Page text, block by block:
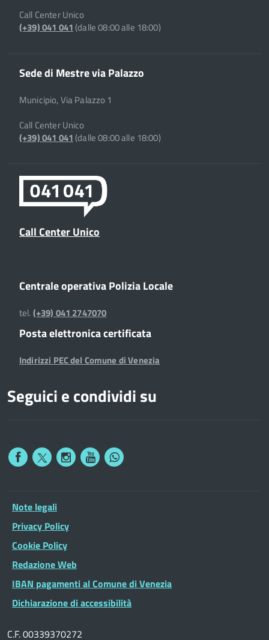
Call Center Unico
(+39) 041 041(dalle 08:00 alle 18:00)
Sede di Mestre via Palazzo
Municipio, Via Palazzo 1
Call Center Unico
(+39) 041 041(dalle 08:00 alle 18:00)
Call Center Unico
Centrale operativa Polizia Locale
tel.(+39) 041 2747070
Posta elettronica certificata
Indirizzi PEC del Comune di Venezia
Seguici e condividi su
Note legali
Privacy Policy
Cookie Policy
Redazione Web
IBAN pagamenti al Comune di Venezia
Dichiarazione di accessibilità
C.F. 00339370272